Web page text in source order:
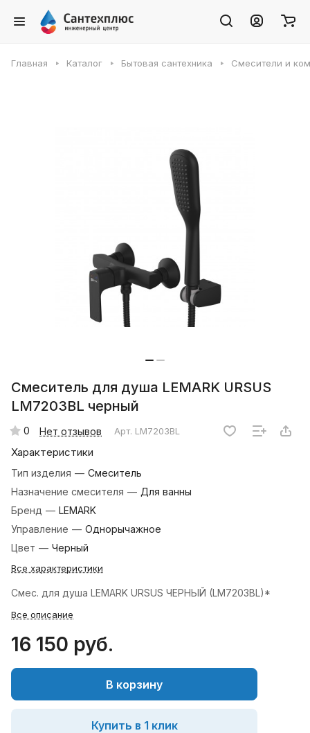
Главная Каталог Бытовая сантехника Смесители и
Смеситель для душа LEMARK URSUS
LM7203BL черный
0 Нет отзывов Арт. LM7203BL
Характеристики
Тип изделия — Смеситель
Назначение смесителя — Для ванны
Бренд — LEMARK
Управление — Однорычажное
Цвет — Черный
Все характеристики
Смес. для душа LEMARK URSUS ЧЕРНЫЙ (LM7203BL)*
Все описание
16 150 руб.
В корзину
Купить в 1 клик